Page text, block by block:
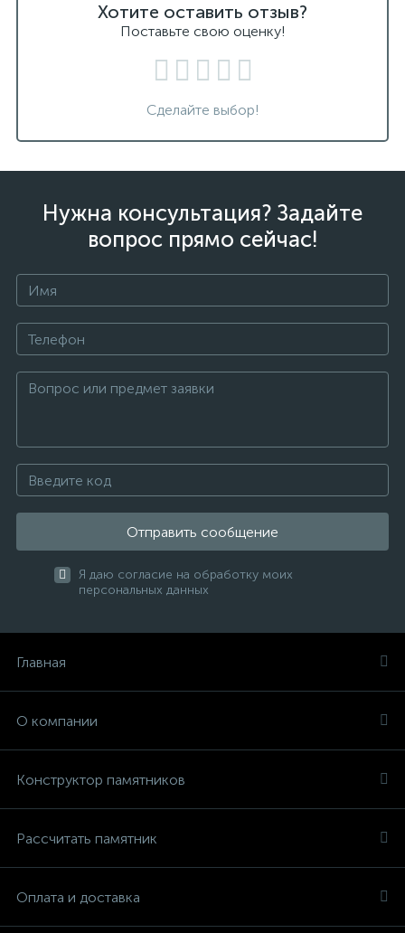
Хотите оставить отзыв?
Поставьте свою оценку!
Сделайте выбор!
Нужна консультация? Задайте
вопрос прямо сейчас!
Отправить сообщение
Я даю согласие на обработку моих
персональных данных
Главная
О компании
Конструктор памятников
Рассчитать памятник
Оплата и доставка